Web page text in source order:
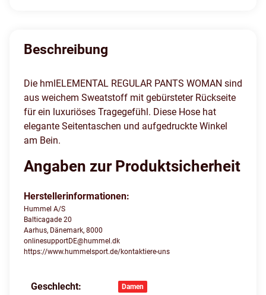
Beschreibung
Die hmlELEMENTAL REGULAR PANTS WOMAN sind
aus weichem Sweatstoff mit gebürsteter Rückseite
für ein luxuriöses Tragegefühl. Diese Hose hat
elegante Seitentaschen und aufgedruckte Winkel
am Bein.
Angaben zur Produktsicherheit
Herstellerinformationen:
Hummel A/S
Balticagade 20
Aarhus, Dänemark, 8000
onlinesupportDE@hummel.dk
https://www.hummelsport.de/kontaktiere-uns
Produkteigenschaft
Wert
Geschlecht: Damen